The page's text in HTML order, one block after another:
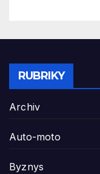
RUBRIKY
Archiv
Auto-moto
Byznys